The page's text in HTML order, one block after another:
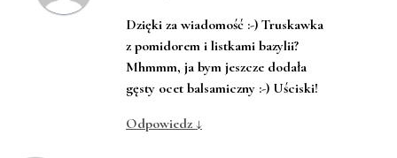
Dzięki za wiadomość :-) Truskawka
z pomidorem i listkami bazylii?
Mhmmm, ja bym jeszcze dodała
gęsty ocet balsamiczny :-) Uściski!
Odpowiedz ↓